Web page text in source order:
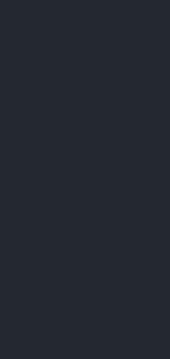
i nytt fönster.